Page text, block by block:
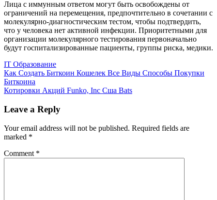
Лица с иммунным ответом могут быть освобождены от
ограничений на перемещения, предпоч­тительно в сочетании с
молекулярно-диагностическим тестом, чтобы подтвердить,
что у человека нет активной инфекции. Приоритетными для
организации молекулярного тестирования первоначально
будут госпитализированные пациенты, группы риска, медики.
IT Образование
Post
navigation
Как Создать Биткоин Кошелек Все Виды Способы Покупки
Биткоина
Котировки Акций Funko, Inc Сша Bats
Leave a Reply
Your email address will not be published. Required fields are
marked *
Comment *